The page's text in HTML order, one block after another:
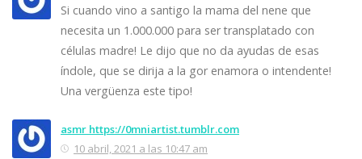
Si cuando vino a santigo la mama del nene que
necesita un 1.000.000 para ser transplatado con
células madre! Le dijo que no da ayudas de esas
índole, que se dirija a la gor enamora o intendente!
Una vergüenza este tipo!
asmr https://0mniartist.tumblr.com
10 abril, 2021 a las 10:47 am